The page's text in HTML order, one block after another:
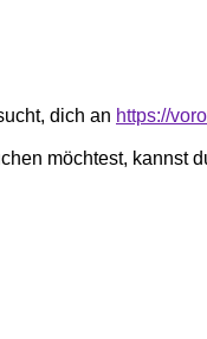
dich an https://
möchtest, kannst